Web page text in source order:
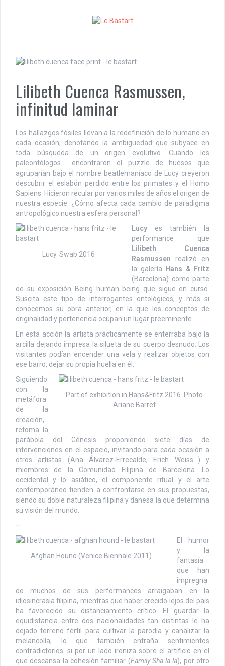
Lilibeth Cuenca Rasmussen,
infinitud laminar
Los hallazgos fósiles llevan a la redefinición de lo humano en
cada ocasión, denotando la ambigüedad que subyace en
toda búsqueda de un origen evolutivo. Cuando los
paleontólogos encontraron el puzzle de huesos que
agruparían bajo el nombre beatlemaníaco de Lucy creyeron
descubrir el eslabón perdido entre los primates y el Homo
Sapiens. Hicieron recular por varios miles de años el origen de
nuestra especie. ¿Cómo afecta cada cambio de paradigma
antropológico nuestra esfera personal?
Lucy. Swab 2016
Lucy es también la
performance que
Lilibeth Cuenca
Rasmussen realizó en
la galería Hans & Fritz
(Barcelona) como parte
de su exposición Being human being que sigue en curso.
Suscita este tipo de interrogantes ontológicos, y más si
conocemos su obra anterior, en la que los conceptos de
originalidad y pertenencia ocupan un lugar preeminente.
En esta acción la artista prácticamente se enterraba bajo la
arcilla dejando impresa la silueta de su cuerpo desnudo. Los
visitantes podían encender una vela y realizar objetos con
ese barro, dejar su propia huella en él.
Part of exhibition in Hans&Fritz 2016. Photo
Ariane Barret
Siguiendo
con la
metáfora
de la
creación,
retoma la
parábola del Génesis proponiendo siete días de
intervenciones en el espacio, invitando para cada ocasión a
otros artistas (Ana Álvarez-Errecalde, Erich Weiss…) y
miembros de la Comunidad Filipina de Barcelona. Lo
occidental y lo asiático, el componente ritual y el arte
contemporáneo tienden a confrontarse en sus propuestas,
siendo su doble naturaleza filipina y danesa la que determina
su visión del mundo.
–
Afghan Hound (Venice Biennale 2011)
El humor
y la
fantasía
que han
impregna
do muchos de sus performances arraigaban en la
idiosincrasia filipina, mientras que haber crecido lejos del país
ha favorecido su distanciamiento crítico. El guardar la
equidistancia entre dos nacionalidades tan distintas le ha
dejado terreno fértil para cultivar la parodia y canalizar la
melancolía, lo que también entraña sentimientos
contradictorios: si por un lado ironiza sobre el artificio en el
que descansa la cohesión familiar (Family Sha la la), por otro